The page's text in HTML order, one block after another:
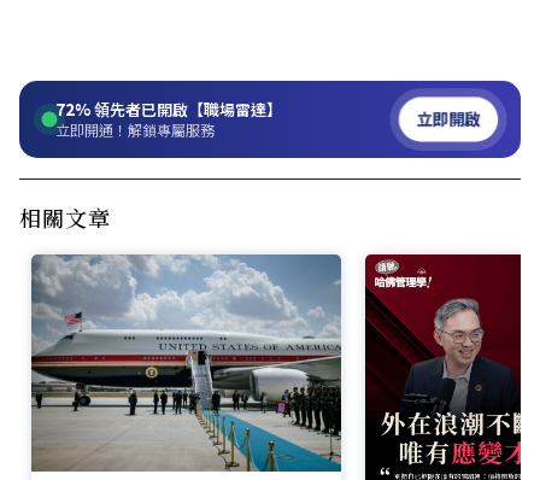
72%領先者已開啟【職場雷達】
立即開通！解鎖專屬服務 立即開啟
相關文章